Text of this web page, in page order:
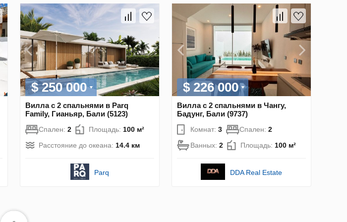
$ 250 000
Вилла с 2 спальнями в Parq
Family, Гианьяр, Бали (5123)
Спален: 2 Площадь: 100 м²
Расстояние до океана: 14.4 км
Parq
$ 226 000
Вилла с 2 спальнями в Чангу,
Бадунг, Бали (9737)
Комнат: 3 Спален: 2
Ванных: 2 Площадь: 100 м²
DDA Real Estate